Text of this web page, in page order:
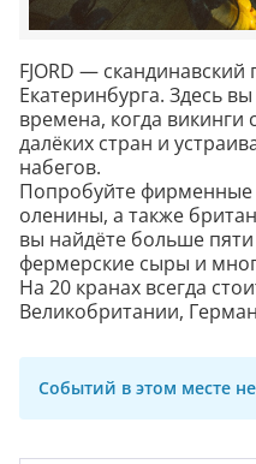
FJORD —
Екатеринбурга. Здесь
времена, когда викинги
далёких стран и
набегов.
Попробуйте фирменные
оленины, а также
вы найдёте больше
фермерские сыры и
На 20 кранах всегда
Великобритании,
Событий в этом месте